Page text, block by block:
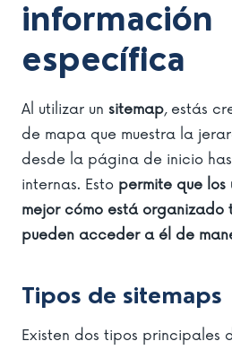
información
específica
Al utilizar un sitemap, estás
de mapa que muestra la
desde la página de inicio
internas. Esto permite que los
mejor cómo está organizado
pueden acceder a él de
Tipos de sitemaps
Existen dos tipos principales